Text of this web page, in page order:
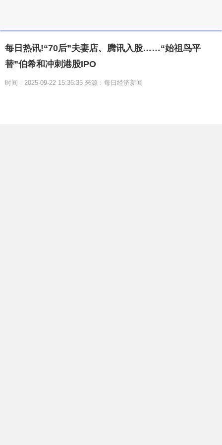
每日热讯!“70后”夫妻店、腾讯入股……“始祖鸟平
替”伯希和冲刺港股IPO
时间：2025-09-22 15:36:35 来源：每日经济新闻